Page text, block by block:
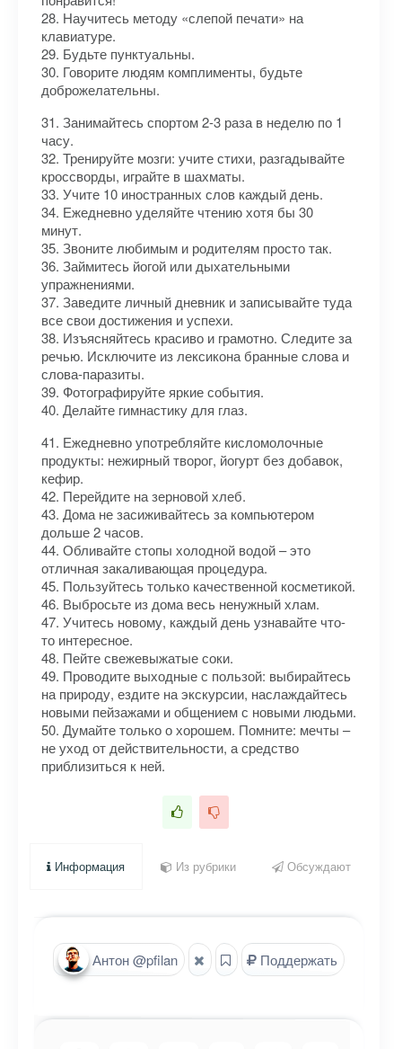
28. Научитесь методу «слепой печати» на
клавиатуре.
29. Будьте пунктуальны.
30. Говорите людям комплименты, будьте
доброжелательны.
31. Занимайтесь спортом 2-3 раза в неделю по 1
часу.
32. Тренируйте мозги: учите стихи, разгадывайте
кроссворды, играйте в шахматы.
33. Учите 10 иностранных слов каждый день.
34. Ежедневно уделяйте чтению хотя бы 30
минут.
35. Звоните любимым и родителям просто так.
36. Займитесь йогой или дыхательными
упражнениями.
37. Заведите личный дневник и записывайте туда
все свои достижения и успехи.
38. Изъясняйтесь красиво и грамотно. Следите за
речью. Исключите из лексикона бранные слова и
слова-паразиты.
39. Фотографируйте яркие события.
40. Делайте гимнастику для глаз.
41. Ежедневно употребляйте кисломолочные
продукты: нежирный творог, йогурт без добавок,
кефир.
42. Перейдите на зерновой хлеб.
43. Дома не засиживайтесь за компьютером
дольше 2 часов.
44. Обливайте стопы холодной водой – это
отличная закаливающая процедура.
45. Пользуйтесь только качественной косметикой.
46. Выбросьте из дома весь ненужный хлам.
47. Учитесь новому, каждый день узнавайте что-
то интересное.
48. Пейте свежевыжатые соки.
49. Проводите выходные с пользой: выбирайтесь
на природу, ездите на экскурсии, наслаждайтесь
новыми пейзажами и общением с новыми людьми.
50. Думайте только о хорошем. Помните: мечты –
не уход от действительности, а средство
приблизиться к ней.
Информация Из рубрики Обсуждают
Антон @pfilan Поддержать